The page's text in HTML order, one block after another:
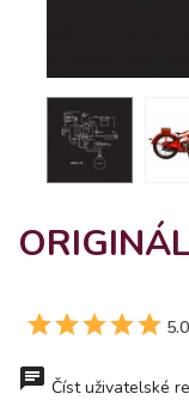
5.0
Číst uživatelské